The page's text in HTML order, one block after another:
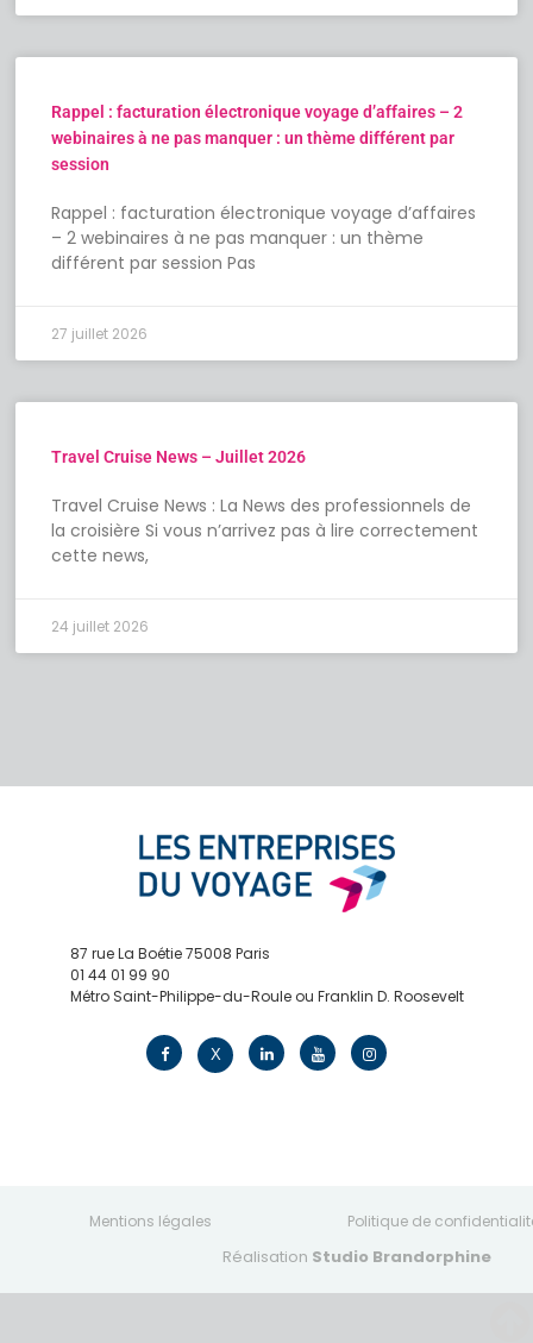
Rappel : facturation électronique voyage d’affaires – 2
webinaires à ne pas manquer : un thème différent par
session
Rappel : facturation électronique voyage d’affaires
– 2 webinaires à ne pas manquer : un thème
différent par session Pas
27 juillet 2026
Travel Cruise News – Juillet 2026
Travel Cruise News : La News des professionnels de
la croisière Si vous n’arrivez pas à lire correctement
cette news,
24 juillet 2026
87 rue La Boétie 75008 Paris
01 44 01 99 90
Métro Saint-Philippe-du-Roule ou Franklin D. Roosevelt
X
Mentions légales Politique de
Réalisation Studio Brandorphine